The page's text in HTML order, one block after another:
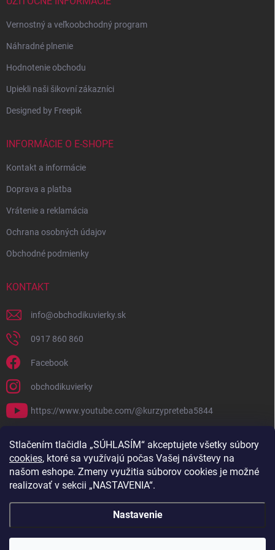
Stlačením tlačidla „SÚHLASÍM“ akceptujete všetky súbory
cookies, ktoré sa využívajú počas Vašej návštevy na
našom eshope. Zmeny využitia súborov cookies je možné
realizovať v sekcii „NASTAVENIA“.
Nastavenie
Vernostný a veľkoobchodný program
Náhradné plnenie
Hodnotenie obchodu
Upiekli naši šikovní zákazníci
Designed by Freepik
INFORMÁCIE O E-SHOPE
Kontakt a informácie
Doprava a platba
Vrátenie a reklamácia
Ochrana osobných údajov
Obchodné podmienky
KONTAKT
info@obchodikuvierky.sk
0917 860 860
Facebook
obchodikuvierky
https://www.youtube.com/@kurzypreteba5844
PRIJÍMAME ONLINE PLATBY
Copyright 2026Obchodík u Vierky. Všetky práva vyhradené.